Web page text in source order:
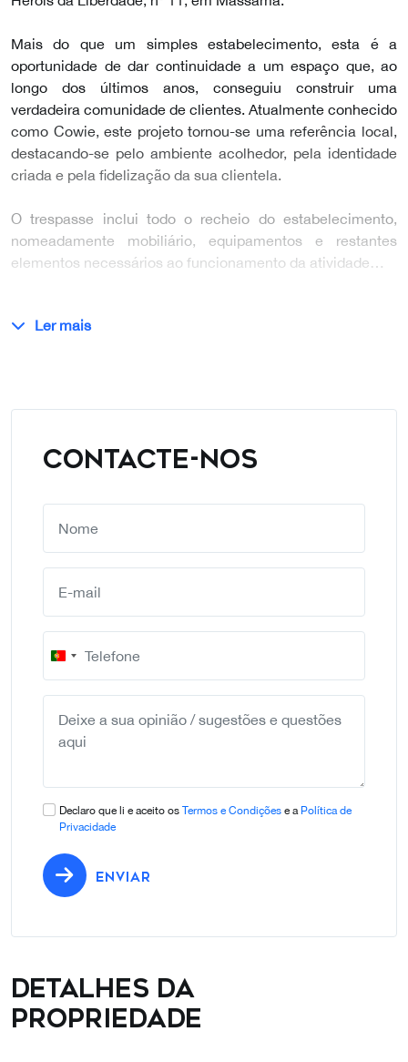
Mais do que um simples estabelecimento, esta é a
oportunidade de dar continuidade a um espaço que, ao
longo dos últimos anos, conseguiu construir uma
verdadeira comunidade de clientes. Atualmente conhecido
como Cowie, este projeto tornou-se uma referência local,
destacando-se pelo ambiente acolhedor, pela identidade
criada e pela fidelização da sua clientela.
O trespasse inclui todo o recheio do estabelecimento,
nomeadamente mobiliário, equipamentos e restantes
elementos necessários ao funcionamento da atividade…
Ler mais
CONTACTE-NOS
Portugal
+351
Declaro que li e aceito os Termos e Condições e a Política de
Privacidade
ENVIAR
Detalhes da
propriedade